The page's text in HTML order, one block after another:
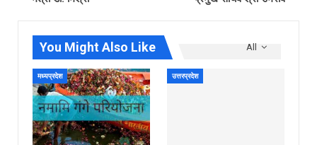
All
You Might Also Like
मध्यप्रदेश उत्तरप्रदेश